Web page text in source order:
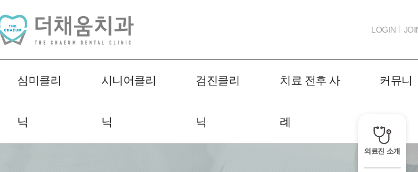
LOGIN
심미클리
닉
시니어클리
닉
검진클리
닉
치료 전후 사
례
커뮤니
의료진 소개